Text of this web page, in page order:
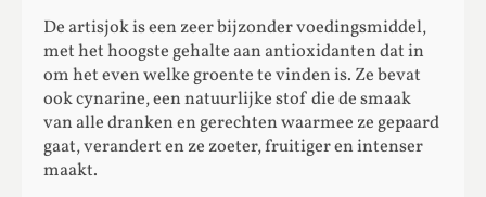
De artisjok is een zeer bijzonder voedingsmiddel,
met het hoogste gehalte aan antioxidanten dat in
om het even welke groente te vinden is. Ze bevat
ook cynarine, een natuurlijke stof die de smaak
van alle dranken en gerechten waarmee ze gepaard
gaat, verandert en ze zoeter, fruitiger en intenser
maakt.